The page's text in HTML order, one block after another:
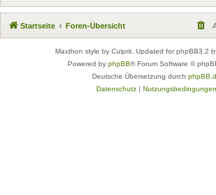
Startseite Foren-Übersicht
Maxthon style by Culprit. Updated for phpBB3.2
Powered by phpBB® Forum Software ©
Deutsche Übersetzung durch
Datenschutz| Nutzungsbedingungen